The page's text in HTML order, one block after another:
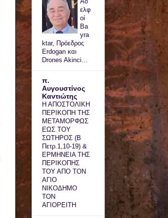
ελφ
οί
Ba
yra
ktar, Πρόεδρος
Erdogan και
Drones Akinci…
π.
Αυγουστίνος
Καντιώτης
Η ΑΠΟΣΤΟΛΙΚΗ
ΠΕΡΙΚΟΠΗ ΤΗΣ
ΜΕΤΑΜΟΡΦΩΣ
ΕΩΣ ΤΟΥ
ΣΩΤΗΡΟΣ (Β
Πετρ.1,10-19) &
ΕΡΜΗΝΕΙΑ ΤΗΣ
ΠΕΡΙΚΟΠΗΣ
ΤΟΥ ΑΠΟ ΤΟΝ
ΑΓΙΟ
ΝΙΚΟΔΗΜΟ
ΤΟΝ
ΑΓΙΟΡΕΙΤΗ